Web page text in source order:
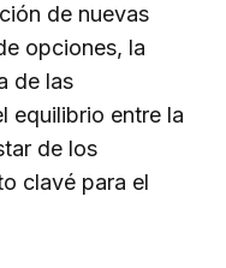
de nuevas
opciones, la
de las
equilibrio entre la
de los
clavé para el